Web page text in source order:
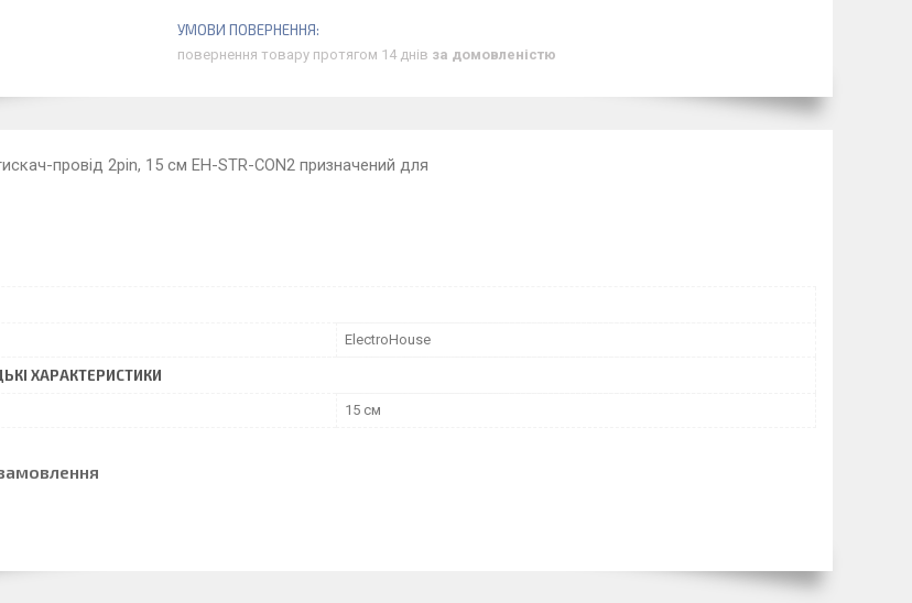
повернення товару протягом 14 днів за домовленістю
провід 2pin, 15 см EH-STR-CON2 призначений для
ElectroHouse
ХАРАКТЕРИСТИКИ
15 см